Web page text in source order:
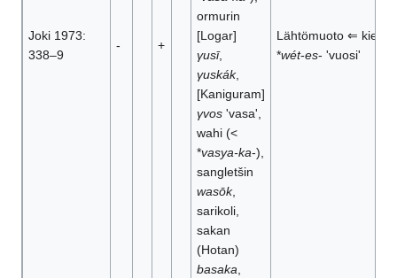
Joki 1973:
338–9
- +
ormurin
[Logar]
γusī,
γuskák,
[Kaniguram]
γvos'vasa',
wahi (<
*vasya-ka-),
sangletšin
wasōk,
sarikoli,
sakan
(Hotan)
basaka
Lähtömuoto ⇐ kie
*wét-es- 'vuosi'